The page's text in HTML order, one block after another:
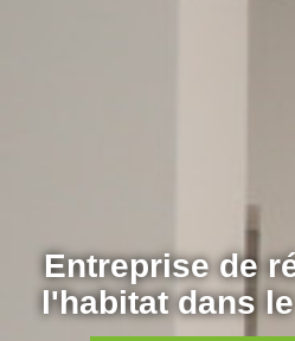
Entreprise de
l'habitat dans